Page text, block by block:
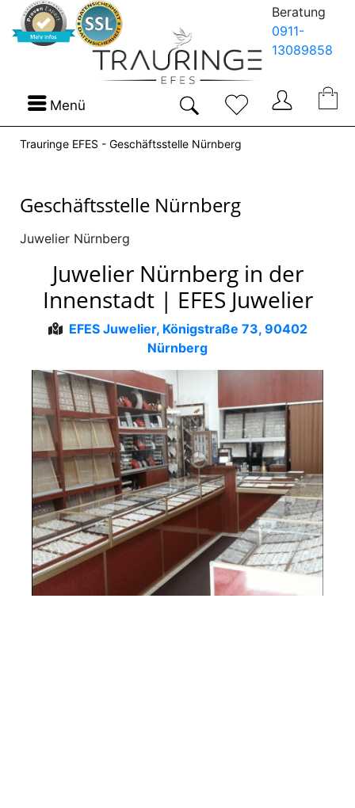
Beratung
0911-
13089858
Menü
Trauringe EFES - Geschäftsstelle Nürnberg
Geschäftsstelle Nürnberg
Juwelier Nürnberg
Juwelier Nürnberg in der
Innenstadt | EFES Juwelier
EFES Juwelier, Königstraße 73, 90402
Nürnberg